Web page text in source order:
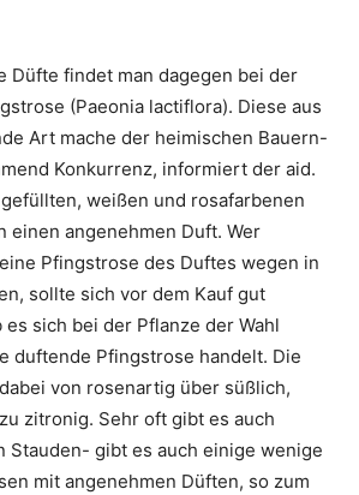
Düfte findet man dagegen bei der
(Paeonia lactiflora). Diese aus
Art mache der heimischen Bauern-
Konkurrenz, informiert der aid.
weißen und rosafarbenen
einen angenehmen Duft. Wer
Pfingstrose des Duftes wegen in
sollte sich vor dem Kauf gut
sich bei der Pflanze der Wahl
duftende Pfingstrose handelt. Die
von rosenartig über süßlich,
zitronig. Sehr oft gibt es auch
Stauden- gibt es auch einige wenige
mit angenehmen Düften, so zum